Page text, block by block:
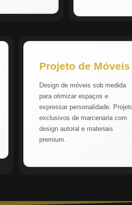
Projeto de Móveis
Design de móveis sob medida
para otimizar espaços e
expressar personalidade.
exclusivos de marcenaria com
design autoral e materiais
premium.